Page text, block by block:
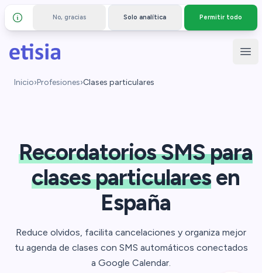
Detalles y privacidad
No, gracias Solo analítica Permitir todo
Saltar al contenido principal
Etisia
Inicio›Profesiones›Clases particulares
Recordatorios SMS para
clases particularesen
España
Reduce olvidos, facilita cancelaciones y organiza mejor
tu agenda de clases con SMS automáticos conectados
a Google Calendar.